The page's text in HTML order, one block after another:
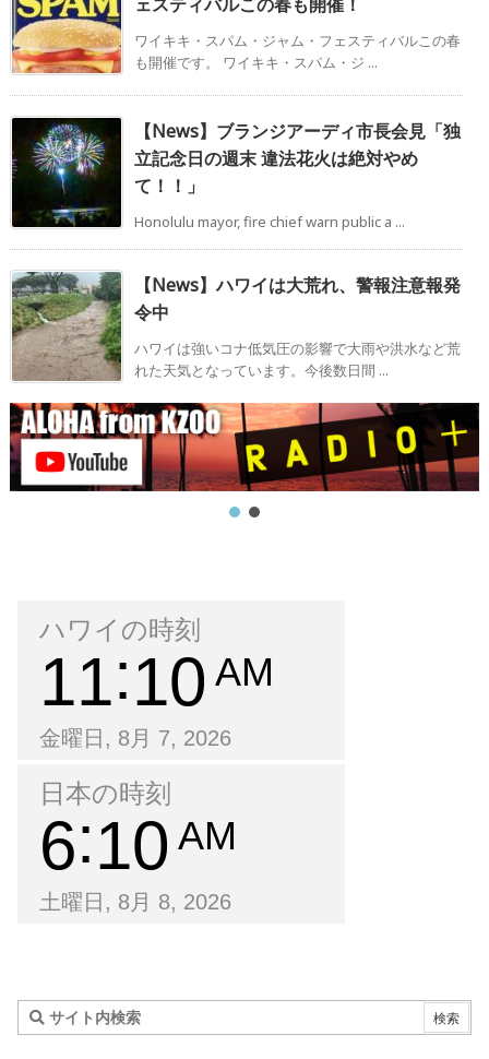
ェスティバルこの春も開催！
ワイキキ・スパム・ジャム・フェスティバルこの春
も開催です。 ワイキキ・スパム・ジ ...
【News】ブランジアーディ市長会見「独
立記念日の週末 違法花火は絶対やめ
て！！」
Honolulu mayor, fire chief warn public a ...
【News】ハワイは大荒れ、警報注意報発
令中
ハワイは強いコナ低気圧の影響で大雨や洪水など荒
れた天気となっています。今後数日間 ...
ハワイの時刻
11 10 AM
金曜日, 8月 7, 2026
日本の時刻
6 10 AM
土曜日, 8月 8, 2026